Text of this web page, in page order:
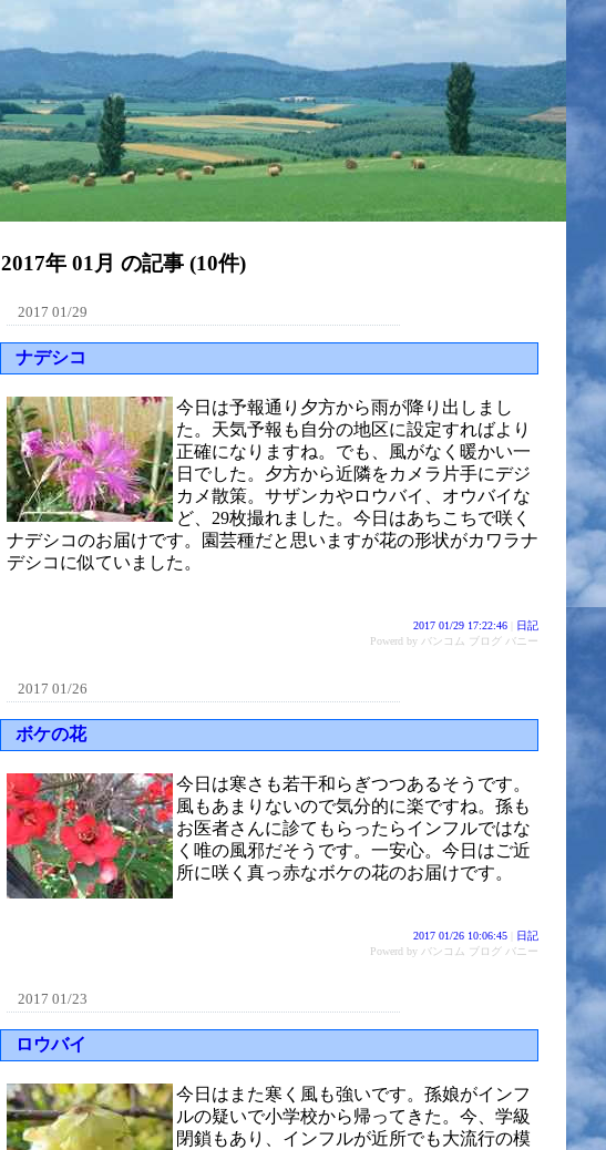
2017年 01月 の記事 (10件)
2017 01/29
ナデシコ
今日は予報通り夕方から雨が降り出しまし
た。天気予報も自分の地区に設定すればより
正確になりますね。でも、風がなく暖かい一
日でした。夕方から近隣をカメラ片手にデジ
カメ散策。サザンカやロウバイ、オウバイな
ど、29枚撮れました。今日はあちこちで咲く
ナデシコのお届けです。園芸種だと思いますが花の形状がカワラナ
デシコに似ていました。
2017 01/29 17:22:46
日記
Powerd by バンコム ブログ バニー
2017 01/26
ボケの花
今日は寒さも若干和らぎつつあるそうです。
風もあまりないので気分的に楽ですね。孫も
お医者さんに診てもらったらインフルではな
く唯の風邪だそうです。一安心。今日はご近
所に咲く真っ赤なボケの花のお届けです。
2017 01/26 10:06:45
日記
Powerd by バンコム ブログ バニー
2017 01/23
ロウバイ
今日はまた寒く風も強いです。孫娘がインフ
ルの疑いで小学校から帰ってきた。今、学級
閉鎖もあり、インフルが近所でも大流行の模